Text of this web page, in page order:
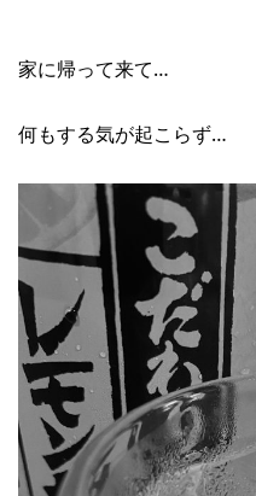
家に帰って来て…
何もする気が起こらず…